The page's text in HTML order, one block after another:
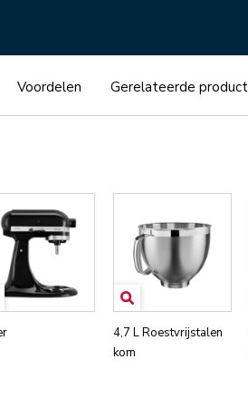
Voordelen Gerelateerde
4,7 L Roestvrijstalen
kom